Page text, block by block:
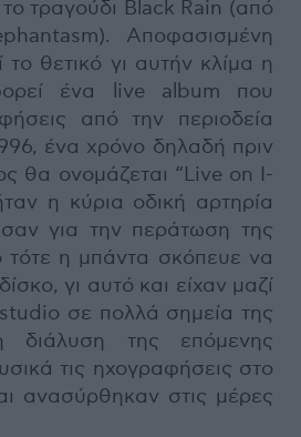
τραγούδι Black Rain (από
Αποφασισμένη
το θετικό γι αυτήν κλίμα η
ένα live album που
από την περιοδεία
ένα χρόνο δηλαδή πριν
θα ονομάζεται “Live on I-
η κύρια οδική αρτηρία
για την περάτωση της
η μπάντα σκόπευε να
γι αυτό και είχαν μαζί
σε πολλά σημεία της
της επόμενης
τις ηχογραφήσεις στο
ανασύρθηκαν στις μέρες